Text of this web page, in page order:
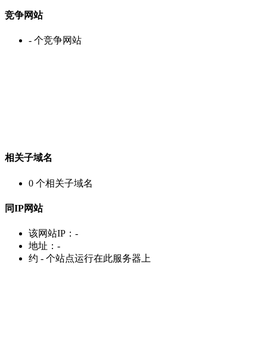
竞争网站
- 个竞争网站
相关子域名
0 个相关子域名
同IP网站
该网站IP： -
地址： -
约 - 个站点运行在此服务器上